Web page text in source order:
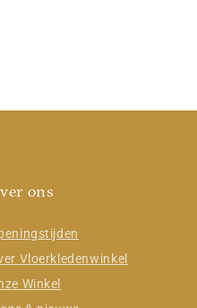
ons
Vloerkledenwinkel
Winkel